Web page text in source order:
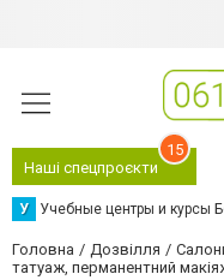
Наші спецпроєкти
15
У Учебные центры и курсы
Головна Дозвілля
татуаж, перманентний